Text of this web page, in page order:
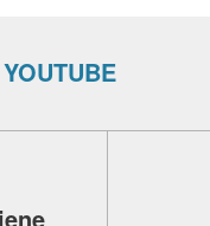
YOUTUBE